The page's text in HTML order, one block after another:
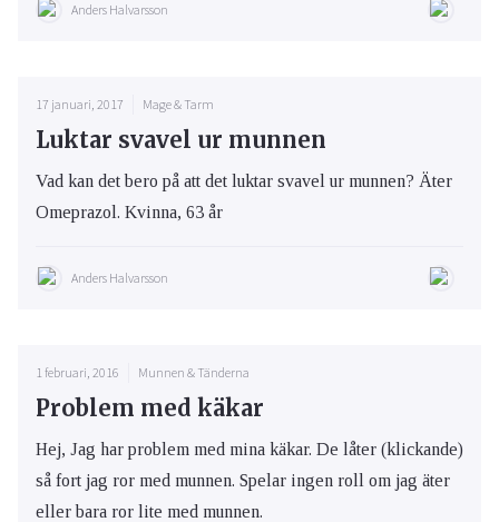
Anders Halvarsson
17 januari, 2017 Mage & Tarm
Luktar svavel ur munnen
Vad kan det bero på att det luktar svavel ur munnen? Äter
Omeprazol. Kvinna, 63 år
Anders Halvarsson
1 februari, 2016 Munnen & Tänderna
Problem med käkar
Hej, Jag har problem med mina käkar. De låter (klickande)
så fort jag ror med munnen. Spelar ingen roll om jag äter
eller bara ror lite med munnen.